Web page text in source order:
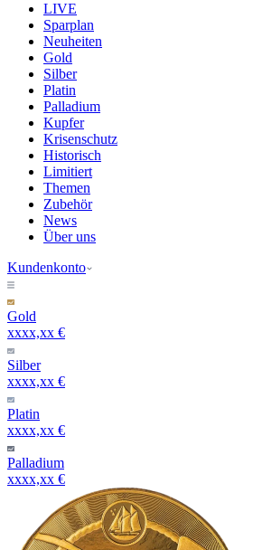
LIVE
Sparplan
Neuheiten
Gold
Silber
Platin
Palladium
Kupfer
Krisenschutz
Historisch
Limitiert
Themen
Zubehör
News
Über uns
Kundenkonto
Gold
xxxx,xx €
Silber
xxxx,xx €
Platin
xxxx,xx €
Palladium
xxxx,xx €